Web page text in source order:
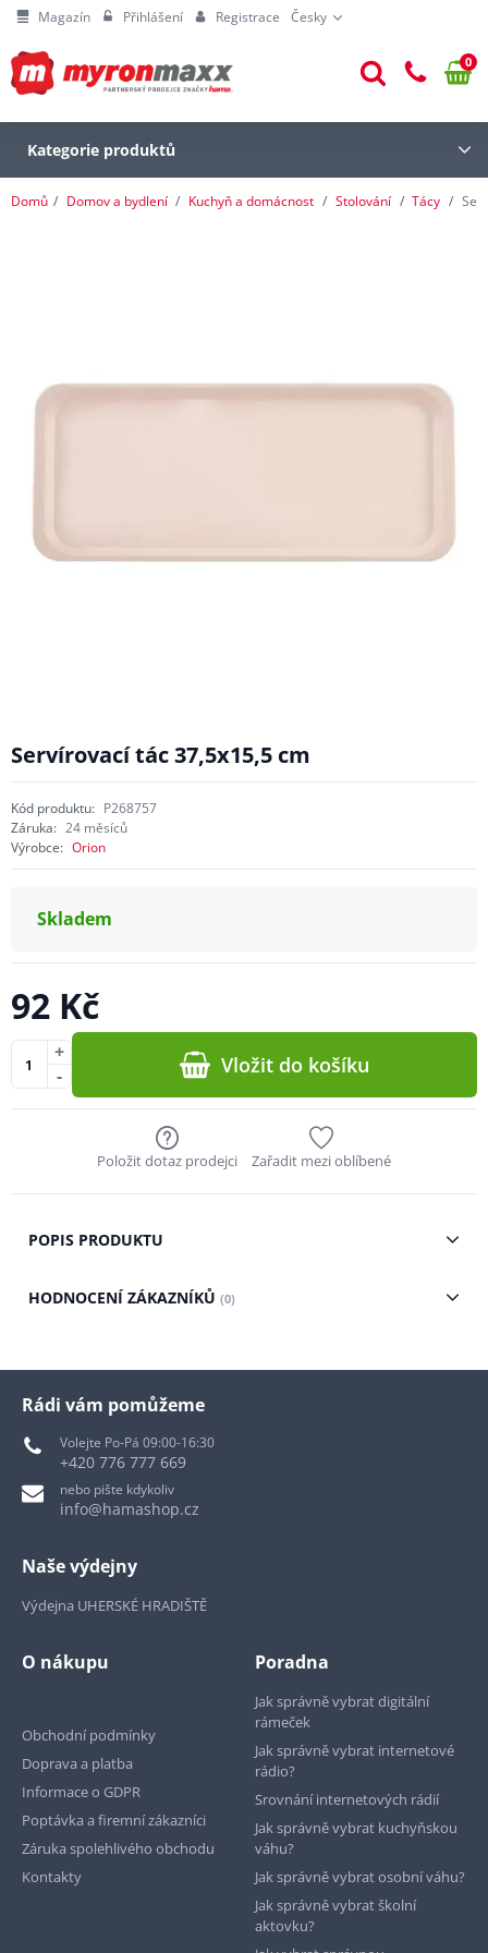
Magazín Přihlášení Registrace Česky
0
Kategorie produktů
Domů Domov a bydlení Kuchyň a domácnost Stolování Tácy
Servírovací tác 37,5x15,5 cm
Kód produktu: P268757
Záruka: 24 měsíců
Výrobce: Orion
Skladem
92 Kč
-
+ Vložit do košíku
Položit dotaz prodejci Zařadit mezi oblíbené
POPIS PRODUKTU
HODNOCENÍ ZÁKAZNÍKŮ (0)
Rádi vám pomůžeme
Volejte Po-Pá 09:00-16:30
+420 776 777 669
nebo pište kdykoliv
info@hamashop.cz
Naše výdejny
Výdejna UHERSKÉ HRADIŠTĚ
O nákupu
Obchodní podmínky
Doprava a platba
Informace o GDPR
Poptávka a firemní zákazníci
Záruka spolehlivého obchodu
Kontakty
Poradna
Jak správně vybrat digitální
rámeček
Jak správně vybrat internetové
rádio?
Srovnání internetových rádií
Jak správně vybrat kuchyňskou
váhu?
Jak správně vybrat osobní váhu?
Jak správně vybrat školní
aktovku?